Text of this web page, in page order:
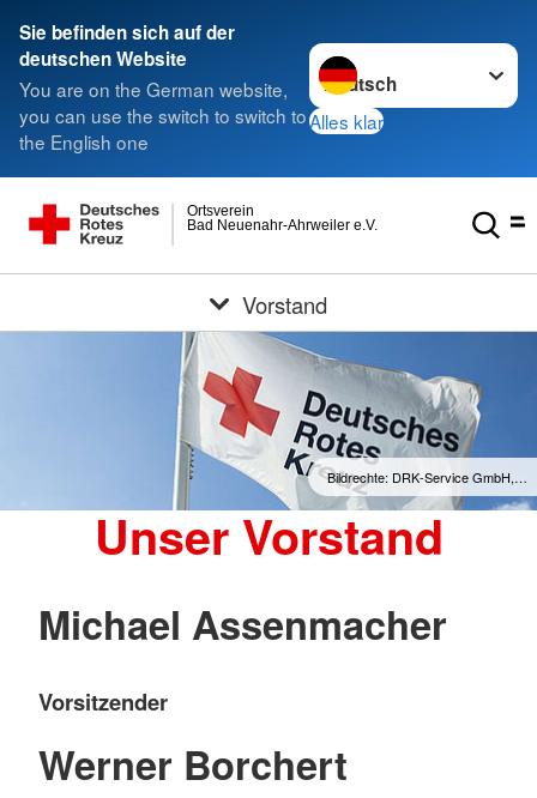
Sie befinden sich auf der
deutschen Website
You are on the German website,
you can use the switch to switch to
the English one
Sprache wechseln zu
Alles klar
Bad Neuenahr-Ahrweiler e.V.
Ortsverein
Vorstand
Bildrechte: DRK-Service GmbH,…
Unser Vorstand
Michael Assenmacher
Vorsitzender
Werner Borchert